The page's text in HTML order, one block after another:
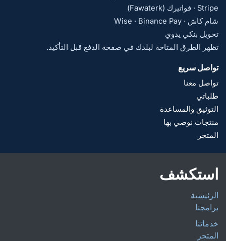
Stripe · فواتيرك (Fawaterk)
شام كاش · Wise · Binance Pay
تحويل بنكي يدوي
تظهر الطرق المتاحة لبلدك في صفحة الدفع قبل التأكيد.
تواصل سريع
تواصل معنا
طلباتي
التوثيق والمساعدة
منتجات نوصي بها
المتجر
استكشف
الرئيسية
برامجنا
خدماتنا
المتجر